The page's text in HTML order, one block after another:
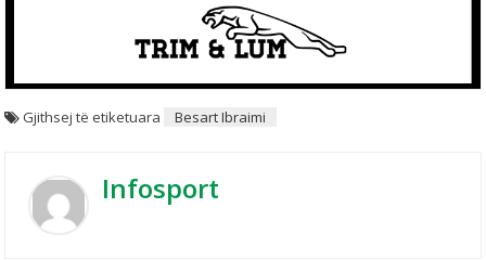
Gjithsej të etiketuara Besart Ibraimi
Infosport